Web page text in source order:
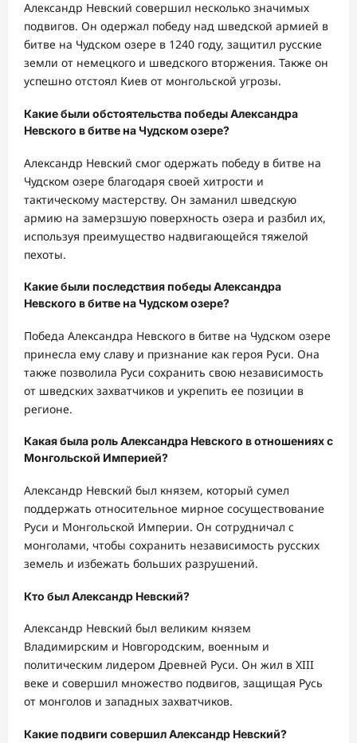
Александр Невский совершил несколько значимых
подвигов. Он одержал победу над шведской армией в
битве на Чудском озере в 1240 году, защитил русские
земли от немецкого и шведского вторжения. Также он
успешно отстоял Киев от монгольской угрозы.
Какие были обстоятельства победы Александра
Невского в битве на Чудском озере?
Александр Невский смог одержать победу в битве на
Чудском озере благодаря своей хитрости и
тактическому мастерству. Он заманил шведскую
армию на замерзшую поверхность озера и разбил их,
используя преимущество надвигающейся тяжелой
пехоты.
Какие были последствия победы Александра
Невского в битве на Чудском озере?
Победа Александра Невского в битве на Чудском озере
принесла ему славу и признание как героя Руси. Она
также позволила Руси сохранить свою независимость
от шведских захватчиков и укрепить ее позиции в
регионе.
Какая была роль Александра Невского в отношениях с
Монгольской Империей?
Александр Невский был князем, который сумел
поддержать относительное мирное сосуществование
Руси и Монгольской Империи. Он сотрудничал с
монголами, чтобы сохранить независимость русских
земель и избежать больших разрушений.
Кто был Александр Невский?
Александр Невский был великим князем
Владимирским и Новгородским, военным и
политическим лидером Древней Руси. Он жил в XIII
веке и совершил множество подвигов, защищая Русь
от монголов и западных захватчиков.
Какие подвиги совершил Александр Невский?